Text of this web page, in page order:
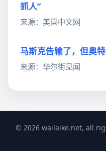
抓人”
来源：美国中文网
马斯克告输了，但奥
来源：华尔街见闻
© 2026 wailaike.net, all